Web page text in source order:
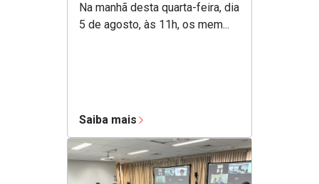
Na manhã desta quarta-feira, dia
5 de agosto, às 11h, os mem...
Saiba mais